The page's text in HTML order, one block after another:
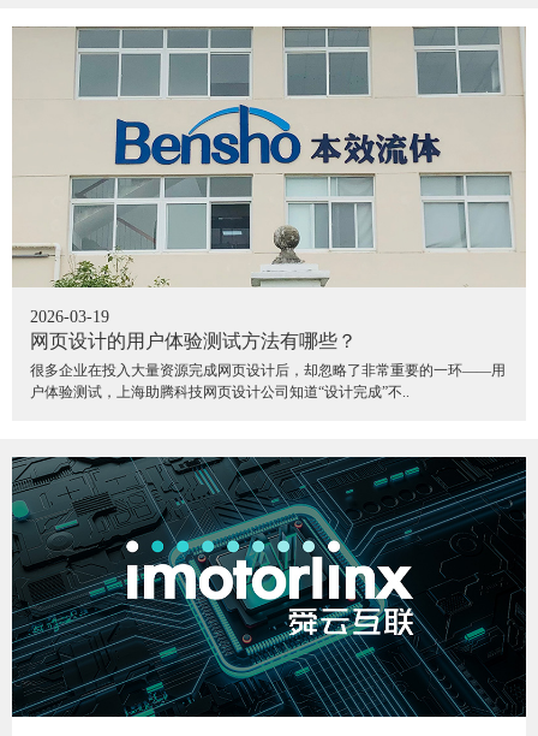
2026-03-19
网页设计的用户体验测试方法有哪些？
很多企业在投入大量资源完成网页设计后，却忽略了非常重要的一环——用
户体验测试，上海助腾科技网页设计公司知道“设计完成”不..